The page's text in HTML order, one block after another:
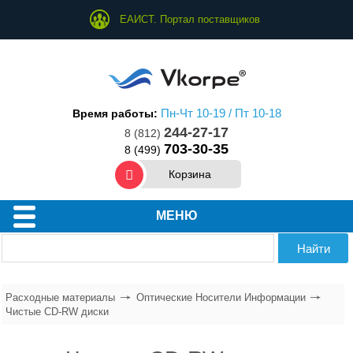
ЕАИСТ. Портал поставщиков
Время работы: Пн-Чт 10-19 / Пт 10-18
8 (812) 244-27-17
8 (499) 703-30-35
Корзина
МЕНЮ
Расходные материалы
Оптические Носители Информации
Чистые CD-RW диски
Для копиров
Для ламинаторов